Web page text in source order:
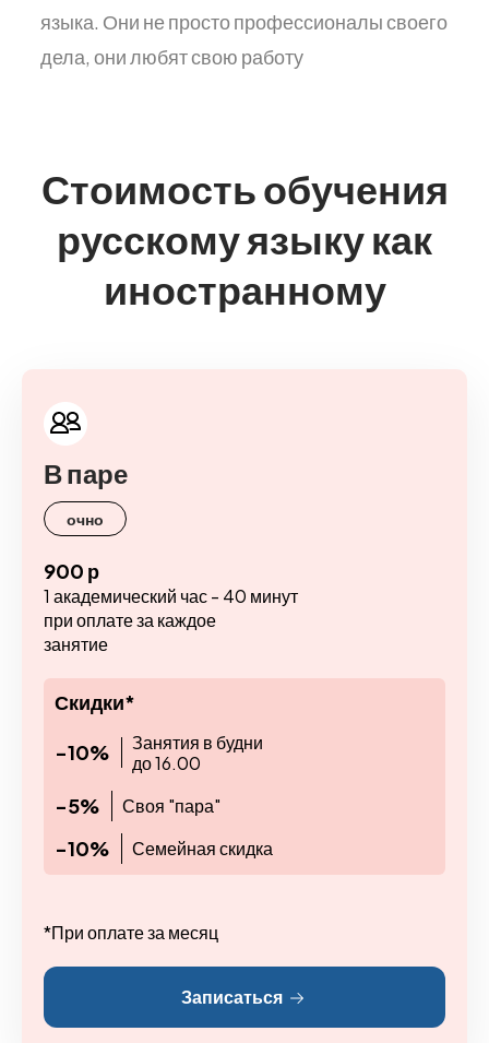
языка. Они не просто профессионалы своего
дела, они любят свою работу
Стоимость обучения
русскому языку как
иностранному
В паре
очно
900 р
1 академический час - 40 минут
при оплате за каждое
занятие
Скидки*
-10%
Занятия в будни
до 16.00
-5% Своя "пара"
-10% Семейная скидка
*При оплате за месяц
Записаться